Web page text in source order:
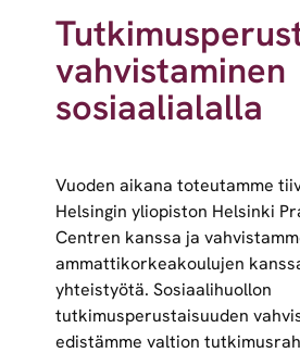
vahvistaminen
sosiaalialalla
Vuoden aikana toteutamme
Helsingin yliopiston Helsinki
Centren kanssa ja
ammattikorkeakoulujen
yhteistyötä. Sosiaalihuollon
tutkimusperustaisuuden
edistämme valtion